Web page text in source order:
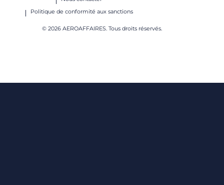
Politique de conformité aux sanctions
© 2026 AEROAFFAIRES. Tous droits réservés.